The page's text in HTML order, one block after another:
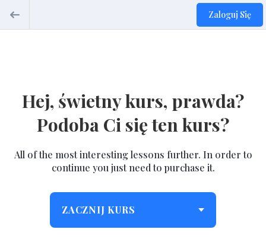
Zaloguj Się
Hej, świetny kurs, prawda?
Podoba Ci się ten kurs?
All of the most interesting lessons further. In order to
continue you just need to purchase it.
ZACZNIJ KURS